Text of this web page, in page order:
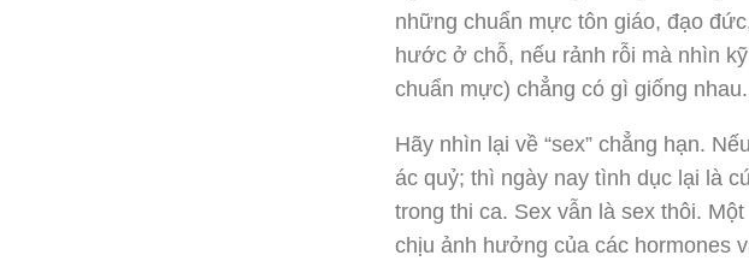
những chuẩn mực tôn giáo, đạo
hước ở chỗ, nếu rảnh rỗi mà nhìn
chuẩn mực) chẳng có gì giống nhau.
Hãy nhìn lại về “sex” chẳng hạn.
ác quỷ; thì ngày nay tình dục lại là
trong thi ca. Sex vẫn là sex thôi.
chịu ảnh hưởng của các hormones